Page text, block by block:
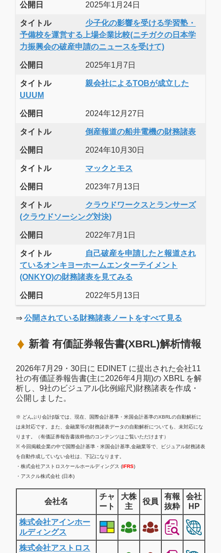
公開日 2025年1月24日
タイトル
少子化の影響を受ける学習塾・
予備校を運営する上場企業比較(ニチガクの日本学
力振興会の破産申請のニュースを受けて)
公開日 2025年1月7日
タイトル
親会社によるTOBが成立した
UUUM
公開日 2024年12月27日
タイトル 倒産報道の船井電機の財務諸表
公開日 2024年10月30日
タイトル マックとモス
公開日 2023年7月13日
タイトル
クラウドワークスとランサーズ
(クラウドソーシング対決)
公開日 2022年7月1日
タイトル
自己破産を申請したと報道され
ているオンキヨーホームエンターテイメント
(ONKYO)の財務諸表を見てみる
公開日 2022年5月13日
⇒ 公開されている財務諸表ノートをすべて見る
新着 有価証券報告書(XBRL)解析情報
2026年7月29・30日に EDINET に提出された会社11
社の有価証券報告書(主に2026年4月期)の XBRL を解
析し、9社のビジュアル(比例縮尺)財務諸表を作成・
公開しました。
※ どんぶり会計β版では、現在、国際会計基準・米国会計基準のXBRLの自動解析に
は未対応です。また、金融業等の財務諸表データの自動解析についても、未対応にな
ります。（有価証券報告書抜粋他のコンテンツはご覧いただけます）
※ 今回掲載企業の中で国際会計基準・米国会計基準,金融業等で、ビジュアル財務諸表
を自動作成していない会社は、下記になります。
・株式会社アストロスケールホールディングス (IFRS)
・アスクル株式会社 (日本)
会社名
チャ
ート
大株
主
役員
有報
抜粋
会社
HP
株式会社アインホー
ルディングス
株式会社アストロス